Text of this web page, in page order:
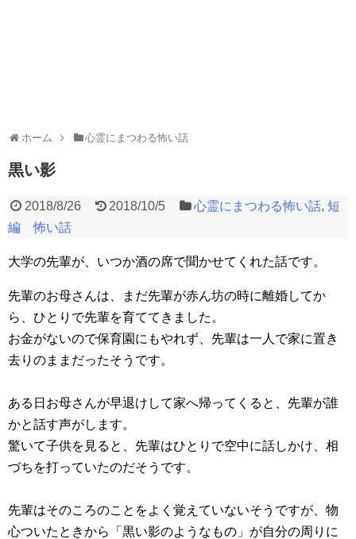
ホーム 心霊にまつわる怖い話
黒い影
2018/8/26 2018/10/5 心霊にまつわる怖い話,短
編 怖い話
大学の先輩が、いつか酒の席で聞かせてくれた話です。
先輩のお母さんは、まだ先輩が赤ん坊の時に離婚してか
ら、ひとりで先輩を育ててきました。
お金がないので保育園にもやれず、先輩は一人で家に置き
去りのままだったそうです。
ある日お母さんが早退けして家へ帰ってくると、先輩が誰
かと話す声がします。
驚いて子供を見ると、先輩はひとりで空中に話しかけ、相
づちを打っていたのだそうです。
先輩はそのころのことをよく覚えていないそうですが、物
心ついたときから「黒い影のようなもの」が自分の周りに